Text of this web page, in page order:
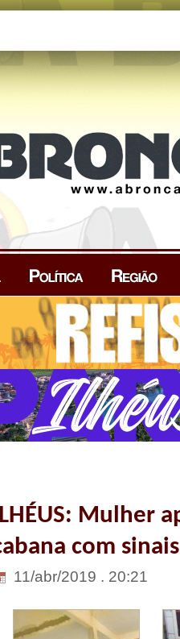
Mulher
com
11/abr/2019 . 20:21